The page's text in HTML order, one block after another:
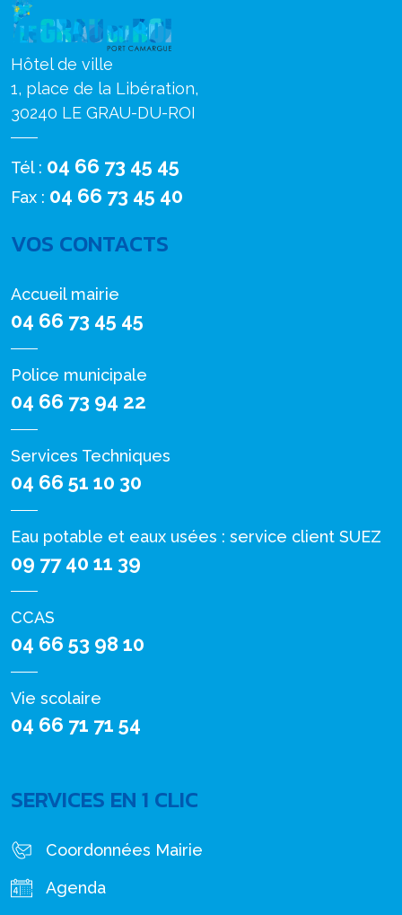
Hôtel de ville
1, place de la Libération,
30240 LE GRAU-DU-ROI
Tél : 04 66 73 45 45
Fax : 04 66 73 45 40
VOS CONTACTS
Accueil mairie
04 66 73 45 45
Police municipale
04 66 73 94 22
Services Techniques
04 66 51 10 30
Eau potable et eaux usées : service client SUEZ
09 77 40 11 39
CCAS
04 66 53 98 10
Vie scolaire
04 66 71 71 54
SERVICES EN 1 CLIC
Coordonnées Mairie
Agenda